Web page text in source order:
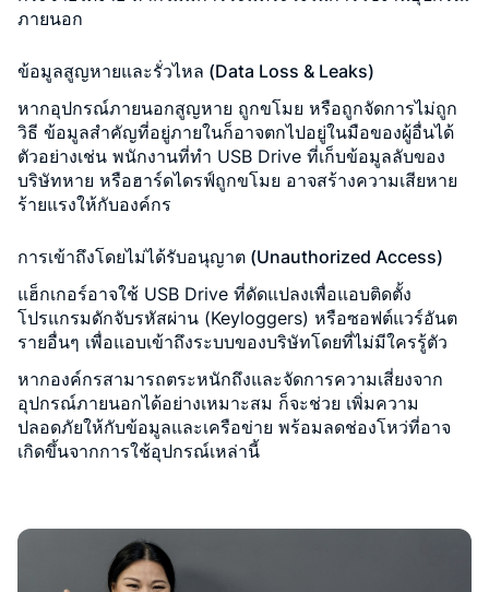
ภายนอก
ข้อมูลสูญหายและรั่วไหล (Data Loss & Leaks)
หากอุปกรณ์ภายนอกสูญหาย ถูกขโมย หรือถูกจัดการไม่ถูก
วิธี ข้อมูลสำคัญที่อยู่ภายในก็อาจตกไปอยู่ในมือของผู้อื่นได้
ตัวอย่างเช่น พนักงานที่ทำ USB Drive ที่เก็บข้อมูลลับของ
บริษัทหาย หรือฮาร์ดไดรฟ์ถูกขโมย อาจสร้างความเสียหาย
ร้ายแรงให้กับองค์กร
การเข้าถึงโดยไม่ได้รับอนุญาต (Unauthorized Access)
แฮ็กเกอร์อาจใช้ USB Drive ที่ดัดแปลงเพื่อแอบติดตั้ง
โปรแกรมดักจับรหัสผ่าน (Keyloggers) หรือซอฟต์แวร์อันต
รายอื่นๆ เพื่อแอบเข้าถึงระบบของบริษัทโดยที่ไม่มีใครรู้ตัว
หากองค์กรสามารถตระหนักถึงและจัดการความเสี่ยงจาก
อุปกรณ์ภายนอกได้อย่างเหมาะสม ก็จะช่วย เพิ่มความ
ปลอดภัยให้กับข้อมูลและเครือข่าย พร้อมลดช่องโหว่ที่อาจ
เกิดขึ้นจากการใช้อุปกรณ์เหล่านี้